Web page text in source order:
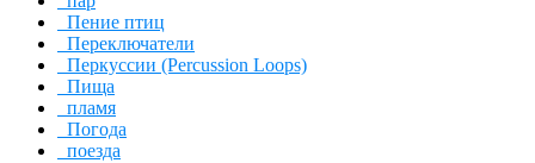
Пение птиц
Переключатели
Перкуссии (Percussion Loops)
Пища
пламя
Погода
поезда